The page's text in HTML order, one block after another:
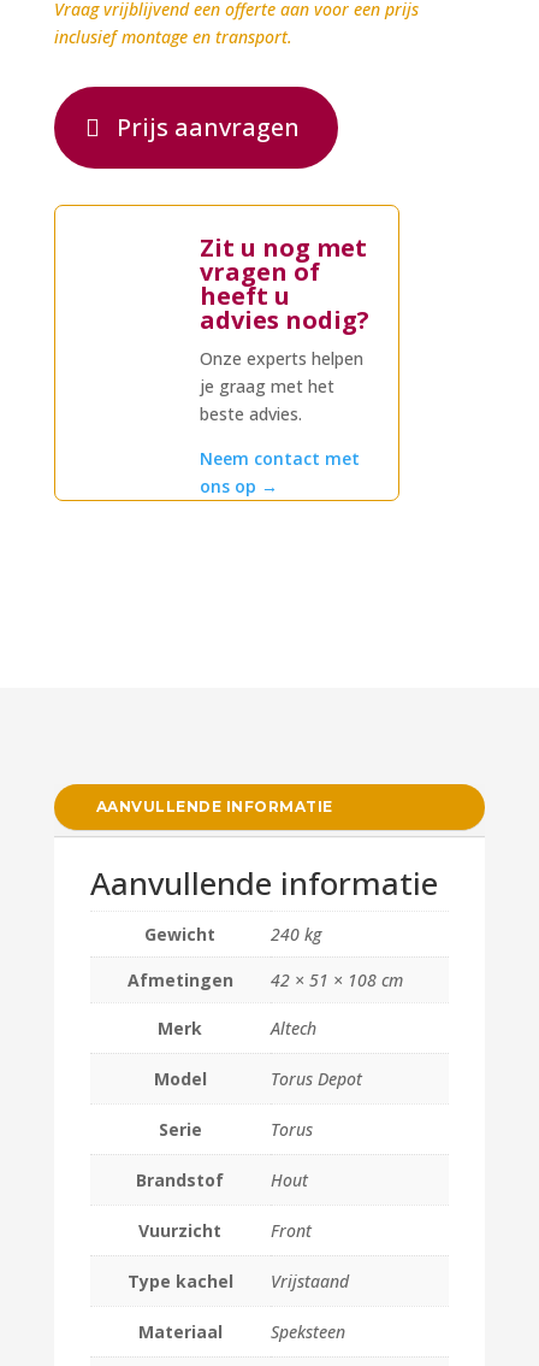
Vraag vrijblijvend een offerte aan voor een prijs
inclusief montage en transport.
Prijs aanvragen
Zit u nog met
vragen of
heeft u
advies nodig?
Onze experts helpen
je graag met het
beste advies.
Neem contact met
ons op →
AANVULLENDE INFORMATIE
Aanvullende informatie
Gewicht
240 kg
Afmetingen
42 × 51 × 108 cm
Merk Altech
Model Torus Depot
Serie Torus
Brandstof Hout
Vuurzicht Front
Type kachel Vrijstaand
Materiaal Speksteen